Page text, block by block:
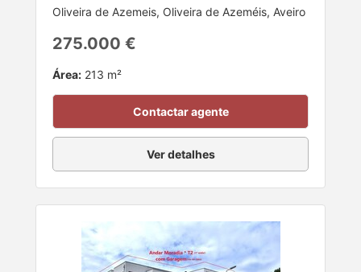
Oliveira de Azemeis, Oliveira de Azeméis, Aveiro
275.000 €
Área: 213 m²
Contactar agente
Ver detalhes